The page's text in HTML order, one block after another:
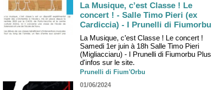
La Musique, c’est Classe ! Le
concert ! - Salle Timo Pieri (ex
Cardiccia) - I Prunelli di Fiumorbu
La Musique, c’est Classe ! Le concert !
Samedi 1er juin à 18h Salle Timo Pieri
(Migliacciaru) - I Prunelli di Fiumorbu Plus
d'infos sur le site.
Prunelli di Fium'Orbu
01/06/2024